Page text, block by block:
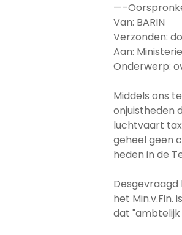
Van: BARIN
Verzonden:
Aan:
Onderwerp:
Middels ons
onjuistheden
luchtvaart
geheel geen
heden in de
Desgevraagd
het Min.v.Fin.
dat "ambtelijk